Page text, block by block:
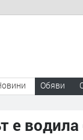
Обяви
е водила